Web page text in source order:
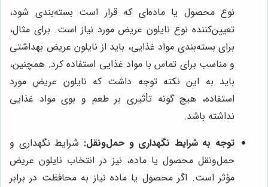
نوع محصول یا ماده‌ای که قرار است بسته‌بندی شود،
تعیین‌کننده نوع نایلون عریض مورد نیاز است. برای مثال،
برای بسته‌بندی مواد غذایی، باید از نایلون عریض بهداشتی
و مناسب برای تماس با مواد غذایی استفاده کرد. همچنین،
باید به این نکته توجه داشت که نایلون عریض مورد
استفاده، هیچ گونه تأثیری بر طعم و بوی مواد غذایی
نداشته باشد.
توجه به شرایط نگهداری و حمل‌ونقل: شرایط نگهداری و
حمل‌ونقل محصول یا ماده، نیز در انتخاب نایلون عریض
مؤثر است. اگر محصول یا ماده نیاز به محافظت در برابر